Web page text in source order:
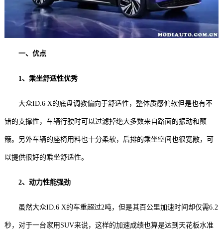
一、优点
1、乘坐舒适性优秀
大众ID.6 X的底盘调教偏向于舒适性，整体质感偏软但是也有不
错的支撑性，车辆行驶时可以过滤掉绝大多数来自路面的振动和颠
簸。另外车辆的座椅用料也十分柔软，后排的乘坐空间也很宽敞，可
以提供很好的乘坐舒适性。
2、动力性能强劲
虽然大众ID.6 X的车重超过2吨，但是其百公里加速时间却仅需6.2
秒，对于一台家用SUV来说，这样的加速成绩也算是达到天花板水准